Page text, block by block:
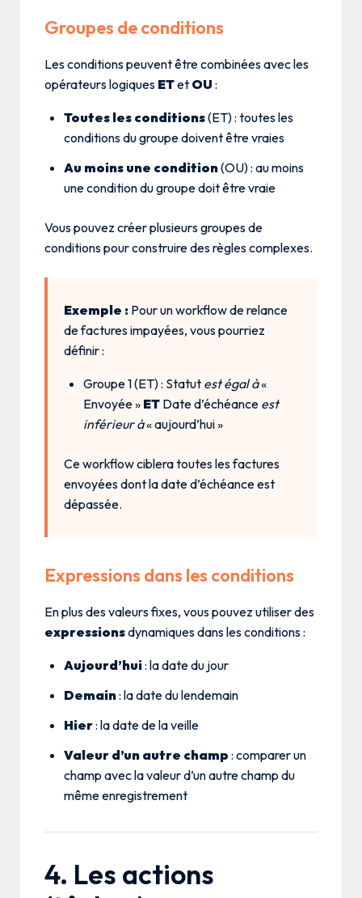
Groupes de conditions
Les conditions peuvent être combinées avec les
opérateurs logiques ETet OU :
Toutes les conditions(ET) : toutes les
conditions du groupe doivent être vraies
Au moins une condition(OU) : au moins
une condition du groupe doit être vraie
Vous pouvez créer plusieurs groupes de
conditions pour construire des règles complexes.
Exemple : Pour un workflow de relance
de factures impayées, vous pourriez
définir :
Groupe 1 (ET) : Statut est égal à«
Envoyée » ET Date d’échéance est
inférieur à« aujourd’hui »
Ce workflow ciblera toutes les factures
envoyées dont la date d’échéance est
dépassée.
Expressions dans les conditions
En plus des valeurs fixes, vous pouvez utiliser des
expressionsdynamiques dans les conditions :
Aujourd’hui: la date du jour
Demain: la date du lendemain
Hier: la date de la veille
Valeur d’un autre champ : comparer un
champ avec la valeur d’un autre champ du
même enregistrement
4. Les actions